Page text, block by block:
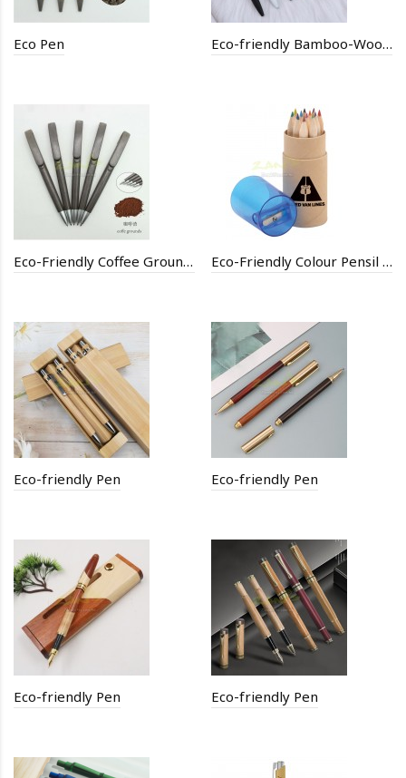
Eco Pen Eco-friendly Bamboo-Wood Metal Ballpoint Pen
Eco-Friendly Coffee Grounds Pen Eco-Friendly Colour Pensil Set
Eco-friendly Pen Eco-friendly Pen
Eco-friendly Pen Eco-friendly Pen